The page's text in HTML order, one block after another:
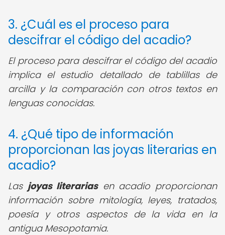
3. ¿Cuál es el proceso para
descifrar el código del acadio?
El proceso para descifrar el código del acadio
implica el estudio detallado de tablillas de
arcilla y la comparación con otros textos en
lenguas conocidas.
4. ¿Qué tipo de información
proporcionan las joyas literarias en
acadio?
Las joyas literariasen acadio proporcionan
información sobre mitología, leyes, tratados,
poesía y otros aspectos de la vida en la
antigua Mesopotamia.